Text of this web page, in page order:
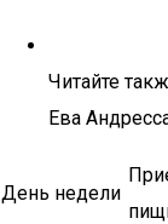
Читайте
Ева
День недели